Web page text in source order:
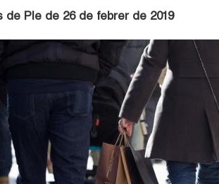
de Ple de 26 de febrer de 2019